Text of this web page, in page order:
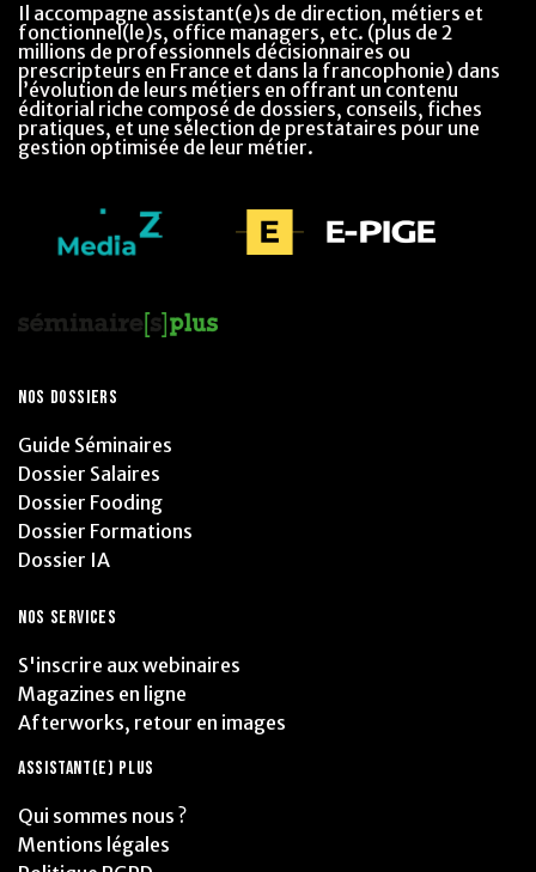
Il accompagne assistant(e)s de direction, métiers et
fonctionnel(le)s, office managers, etc. (plus de 2
millions de professionnels décisionnaires ou
prescripteurs en France et dans la francophonie) dans
l’évolution de leurs métiers en offrant un contenu
éditorial riche composé de dossiers, conseils, fiches
pratiques, et une sélection de prestataires pour une
gestion optimisée de leur métier.
NOS DOSSIERS
Guide Séminaires
Dossier Salaires
Dossier Fooding
Dossier Formations
Dossier IA
NOS SERVICES
S'inscrire aux webinaires
Magazines en ligne
Afterworks, retour en images
ASSISTANT(E) PLUS
Qui sommes nous ?
Mentions légales